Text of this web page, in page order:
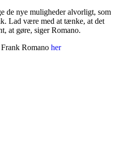
de nye muligheder alvorligt, som
Lad være med at tænke, at det
at gøre, siger Romano.
Romano her